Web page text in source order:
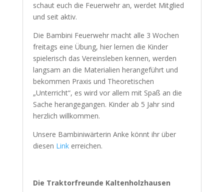
schaut euch die Feuerwehr an, werdet Mitglied
und seit aktiv.
Die Bambini Feuerwehr macht alle 3 Wochen
freitags eine Übung, hier lernen die Kinder
spielerisch das Vereinsleben kennen, werden
langsam an die Materialien herangeführt und
bekommen Praxis und Theoretischen
„Unterricht“, es wird vor allem mit Spaß an die
Sache herangegangen. Kinder ab 5 Jahr sind
herzlich willkommen.
Unsere Bambiniwärterin Anke könnt ihr über
diesen Link erreichen.
Die Traktorfreunde Kaltenholzhausen